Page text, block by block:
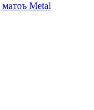
Metal